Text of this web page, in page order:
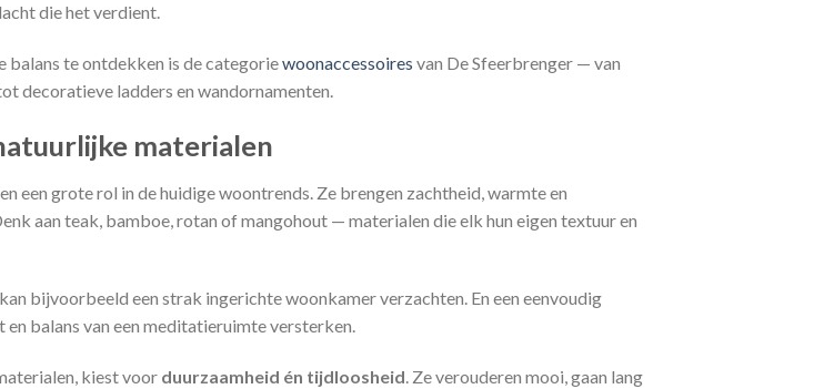
die het verdient.
balans te ontdekken is de categoriewoonaccessoires van De Sfeerbrenger — van
decoratieve ladders en wandornamenten.
materialen
een grote rol in de huidige woontrends. Ze brengen zachtheid, warmte en
aan teak, bamboe, rotan of mangohout — materialen die elk hun eigen textuur en
bijvoorbeeld een strak ingerichte woonkamer verzachten. En een eenvoudig
en balans van een meditatieruimte versterken.
kiest voor duurzaamheid én tijdloosheid. Ze verouderen mooi, gaan lang